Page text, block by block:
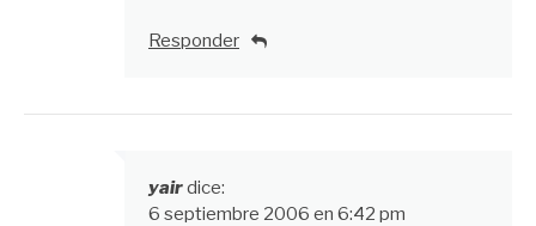
Responder
yairdice:
6 septiembre 2006 en 6:42 pm